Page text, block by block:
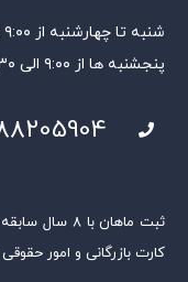
شنبه تا چهارشنبه از ۹:۰۰ الی ۱۷:۰۰
پنجشنبه ها از ۹:۰۰ الی ۱۲:۳۰
ثبت ماهان
کارت بازرگانی و امور